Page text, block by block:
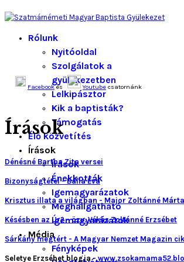
Rólunk
Nyitóoldal
Szolgálatok a
gyülekezetben
Lelkipásztor
Kik a baptisták?
Támogatás
Élő közvetítés
Írások
Írások
Énekkották
Igemagyarázatok
Meghallgatható
igemagyarázatok
Média
Fényképek
Facebookés Youtube csatornánk
Írások
Dénésné Bartha Zita versei
Bizonyságtétel - Balla Éva
Krisztus illata a világban - Major Zoltánné Márta
Késésben az Úr? - özv. Vékás Zoltánné Erzsébet
Sárkány megtért - A Magyar Nemzet Magazin
Seletye Erzsébet blogja -